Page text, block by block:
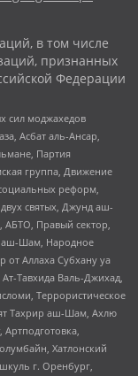
в том числе
признанных
Федерации
сил моджахедов
Асбат аль-Ансар,
Партия
группа, Движение
реформ,
святых, Джунд аш-
АБТО, Правый сектор,
аш-Шам, Народное
Аллаха Субхану уа
Тавхида Валь-Джихад,
Террористическое
Тахрир аш-Шам, Ахлю
Хатлонский
г. Оренбург,